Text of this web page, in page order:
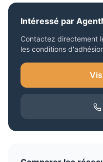
Intéressé par
Contactez directement
les conditions